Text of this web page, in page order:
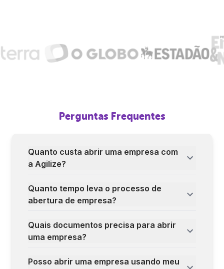
Perguntas Frequentes
Quanto custa abrir uma empresa com
a Agilize?
Quanto tempo leva o processo de
abertura de empresa?
Quais documentos precisa para abrir
uma empresa?
Posso abrir uma empresa usando meu